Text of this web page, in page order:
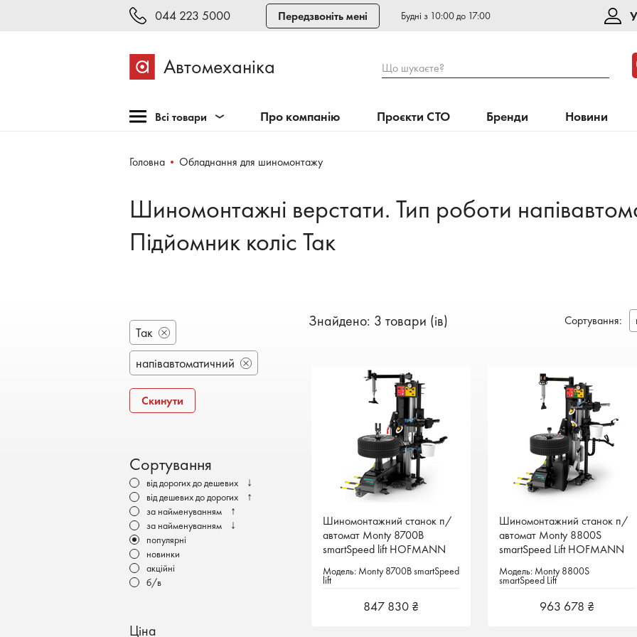
044 223 5000 Передзвоніть мені Будні з 10:00 до 17:00
Автомеханіка Що шукаєте?
Всі товари
Обладнання для СТО
шиномонтажу
Інструмент та меблі
Техогляд і тестування
Бронеавтомобілі
Електромобілі
Про компанію Проєкти СТО Бренди Новини
Головна Обладнання для шиномонтажу
Шиномонтажні верстати. Тип роботи
Підйомник коліс Так
Так
напівавтоматичний
Скинути
Сортування
від дорогих до дешевих ↓
від дешевих до дорогих ↑
за найменуванням ↑
за найменуванням ↓
популярні
новинки
акційні
б/в
Ціна
Знайдено: 3 товари (ів) Сортування:
Шиномонтажний станок п/
автомат Monty 8700B
smartSpeed lift HOFMANN
Модель: Monty 8700B smartSpeed
lift
847 830 ₴
Шиномонтажний станок п/
автомат Monty 8700B
smartSpeed lift HOFMANN
Модель: Monty 8700B smartSpeed
lift
847 830 ₴
Шиномонтажний станок п/
автомат Monty 8800S
smartSpeed Lift HOFMANN
Модель: Monty 8800S
smartSpeed Lift
963 678 ₴
Шиномонтажний станок п/
автомат Monty 8800S
smartSpeed Lift HOFMANN
Модель: Monty 8800S
smartSpeed Lift
963 678 ₴